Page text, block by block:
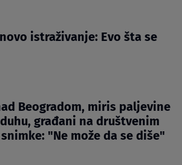
istraživanje: Evo šta se
Beogradom, miris paljevine
građani na društvenim
"Ne može da se diše"